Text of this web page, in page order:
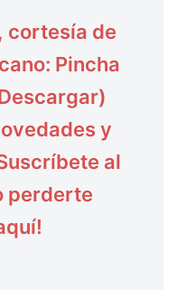
cortesía de
Pincha
y
al
perderte